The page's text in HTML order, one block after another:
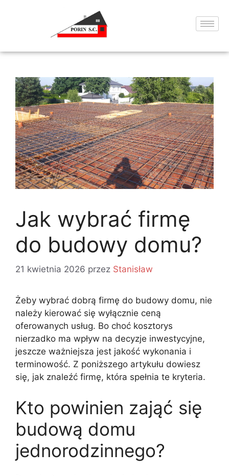
Jak wybrać firmę
do budowy domu?
21 kwietnia 2026 przez Stanisław
Żeby wybrać dobrą firmę do budowy domu, nie
należy kierować się wyłącznie ceną
oferowanych usług. Bo choć kosztorys
nierzadko ma wpływ na decyzje inwestycyjne,
jeszcze ważniejsza jest jakość wykonania i
terminowość. Z poniższego artykułu dowiesz
się, jak znaleźć firmę, która spełnia te kryteria.
Kto powinien zająć się
budową domu
jednorodzinnego?